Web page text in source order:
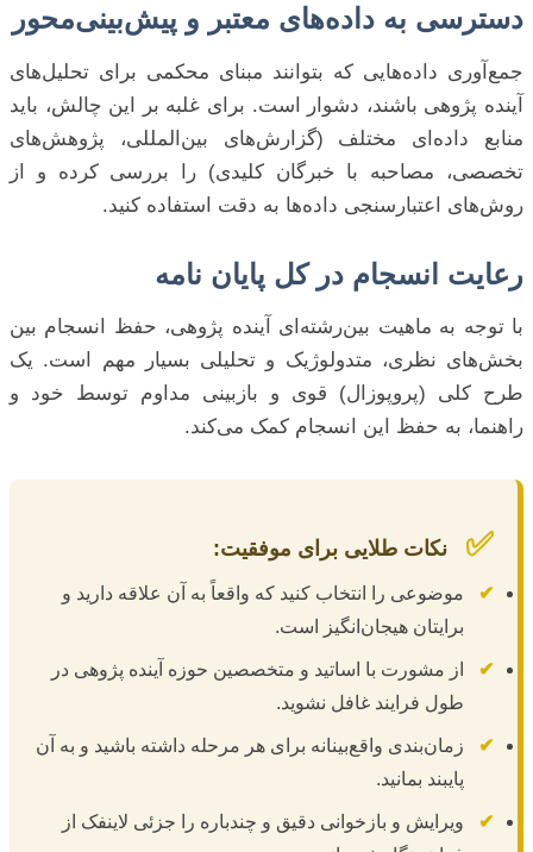
دسترسی به داده‌های معتبر و پیش‌بینی‌محور
جمع‌آوری داده‌هایی که بتوانند مبنای محکمی برای تحلیل‌های
آینده پژوهی باشند، دشوار است. برای غلبه بر این چالش، باید
منابع داده‌ای مختلف (گزارش‌های بین‌المللی، پژوهش‌های
تخصصی، مصاحبه با خبرگان کلیدی) را بررسی کرده و از
روش‌های اعتبارسنجی داده‌ها به دقت استفاده کنید.
رعایت انسجام در کل پایان نامه
با توجه به ماهیت بین‌رشته‌ای آینده پژوهی، حفظ انسجام بین
بخش‌های نظری، متدولوژیک و تحلیلی بسیار مهم است. یک
طرح کلی (پروپوزال) قوی و بازبینی مداوم توسط خود و
راهنما، به حفظ این انسجام کمک می‌کند.
✅ نکات طلایی برای موفقیت:
✔
موضوعی را انتخاب کنید که واقعاً به آن علاقه دارید و
برایتان هیجان‌انگیز است.
✔
از مشورت با اساتید و متخصصین حوزه آینده پژوهی در
طول فرایند غافل نشوید.
✔
زمان‌بندی واقع‌بینانه برای هر مرحله داشته باشید و به آن
پایبند بمانید.
✔
ویرایش و بازخوانی دقیق و چندباره را جزئی لاینفک از